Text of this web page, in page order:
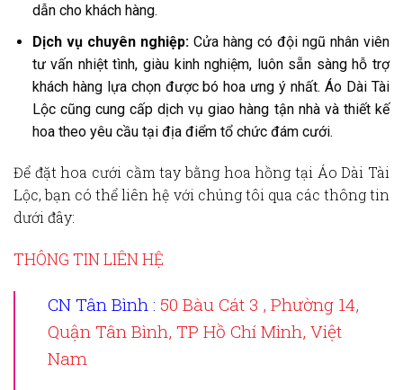
dẫn cho khách hàng.
Dịch vụ chuyên nghiệp:Cửa hàng có đội ngũ nhân viên
tư vấn nhiệt tình, giàu kinh nghiệm, luôn sẵn sàng hỗ trợ
khách hàng lựa chọn được bó hoa ưng ý nhất. Áo Dài Tài
Lộc cũng cung cấp dịch vụ giao hàng tận nhà và thiết kế
hoa theo yêu cầu tại địa điểm tổ chức đám cưới.
Để đặthoa cưới cầm tay bằng hoa hồng tại Áo Dài Tài
Lộc, bạn có thể liên hệ với chúng tôi qua các thông tin
dưới đây:
THÔNG TIN LIÊN HỆ
CN Tân Bình : 50 Bàu Cát 3 , Phường 14,
Quận Tân Bình, TP Hồ Chí Minh, Việt
Nam